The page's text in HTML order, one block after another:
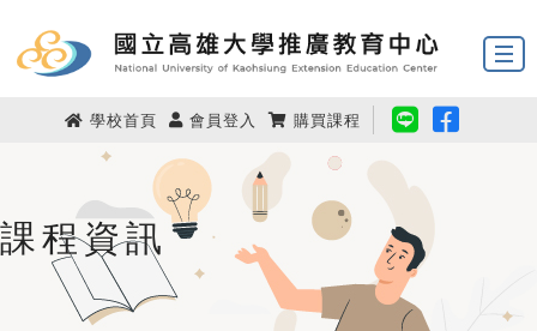
學校首頁 會員登入 購買課程
課程資訊